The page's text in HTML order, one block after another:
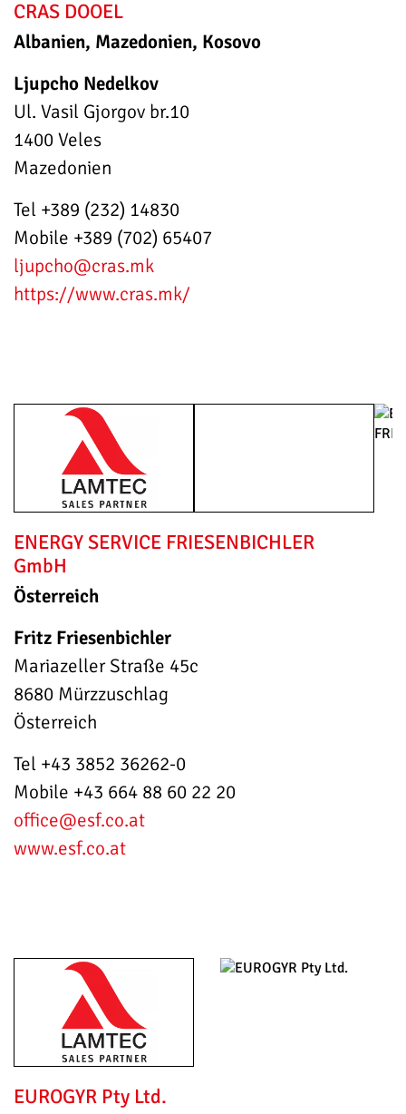
CRAS DOOEL
Albanien, Mazedonien, Kosovo
Ljupcho Nedelkov
Ul. Vasil Gjorgov br.10
1400 Veles
Mazedonien
Tel +389 (232) 14830
Mobile +389 (702) 65407
ljupcho@cras.mk
https://www.cras.mk/
ENERGY SERVICE FRIESENBICHLER
GmbH
Österreich
Fritz Friesenbichler
Mariazeller Straße 45c
8680 Mürzzuschlag
Österreich
Tel +43 3852 36262-0
Mobile +43 664 88 60 22 20
office@esf.co.at
www.esf.co.at
EUROGYR Pty Ltd.